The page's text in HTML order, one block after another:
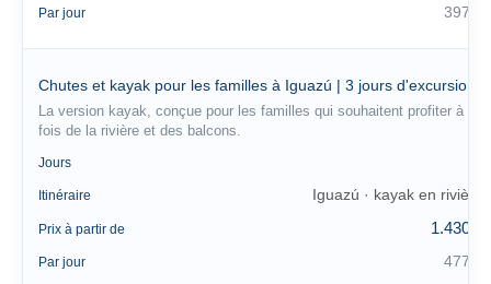
Par jour 397 €
Chutes et kayak pour les familles à Iguazú | 3 jours d'excursion
La version kayak, conçue pour les familles qui souhaitent profiter à la
fois de la rivière et des balcons.
Jours
Itinéraire Iguazú · kayak en rivière
Prix à partir de 1.430 €
Par jour 477 €